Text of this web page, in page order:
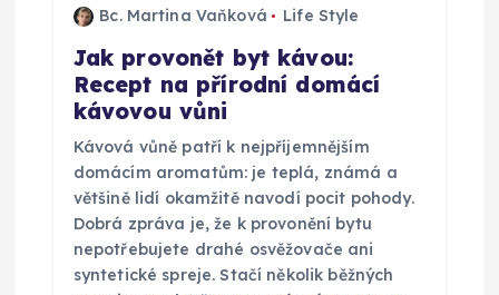
Bc. Martina Vaňková Life Style
Jak provonět byt kávou:
Recept na přírodní domácí
kávovou vůni
Kávová vůně patří k nejpříjemnějším
domácím aromatům: je teplá, známá a
většině lidí okamžitě navodí pocit pohody.
Dobrá zpráva je, že k provonění bytu
nepotřebujete drahé osvěžovače ani
syntetické spreje. Stačí několik běžných